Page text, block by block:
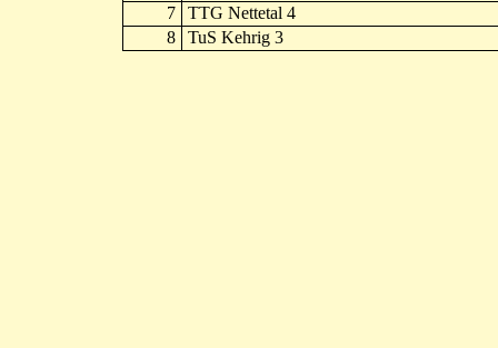
7
TTG Nettetal 4
8
TuS Kehrig 3